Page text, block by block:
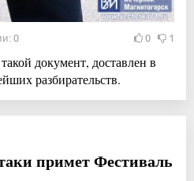
0 0 1
документ, доставлен в
разбирательств.
примет Фестиваль